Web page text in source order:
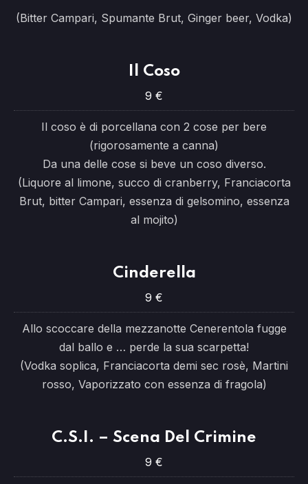
(Bitter Campari, Spumante Brut, Ginger beer, Vodka)
Il Coso
9 €
Il coso è di porcellana con 2 cose per bere
(rigorosamente a canna)
Da una delle cose si beve un coso diverso.
(Liquore al limone, succo di cranberry, Franciacorta
Brut, bitter Campari, essenza di gelsomino, essenza
al mojito)
Cinderella
9 €
Allo scoccare della mezzanotte Cenerentola fugge
dal ballo e … perde la sua scarpetta!
(Vodka soplica, Franciacorta demi sec rosè, Martini
rosso, Vaporizzato con essenza di fragola)
C.S.I. – Scena Del Crimine
9 €